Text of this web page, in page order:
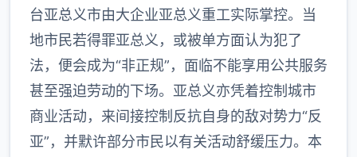
台亚总义市由大企业亚总义重工实际掌控。当
地市民若得罪亚总义，或被单方面认为犯了
法，便会成为“非正规”，面临不能享用公共服务
甚至强迫劳动的下场。亚总义亦凭着控制城市
商业活动，来间接控制反抗自身的敌对势力“反
亚”，并默许部分市民以有关活动舒缓压力。本